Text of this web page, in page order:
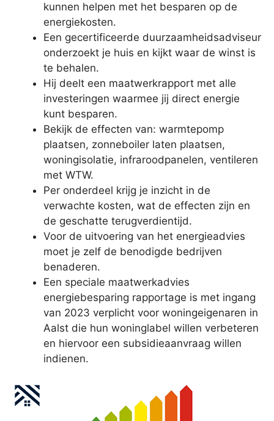
kunnen helpen met het besparen op de
energiekosten.
Een gecertificeerde duurzaamheidsadviseur
onderzoekt je huis en kijkt waar de winst is
te behalen.
Hij deelt een maatwerkrapport met alle
investeringen waarmee jij direct energie
kunt besparen.
Bekijk de effecten van: warmtepomp
plaatsen, zonneboiler laten plaatsen,
woningisolatie, infraroodpanelen, ventileren
met WTW.
Per onderdeel krijg je inzicht in de
verwachte kosten, wat de effecten zijn en
de geschatte terugverdientijd.
Voor de uitvoering van het energieadvies
moet je zelf de benodigde bedrijven
benaderen.
Een speciale maatwerkadvies
energiebesparing rapportage is met ingang
van 2023 verplicht voor woningeigenaren in
Aalst die hun woninglabel willen verbeteren
en hiervoor een subsidieaanvraag willen
indienen.